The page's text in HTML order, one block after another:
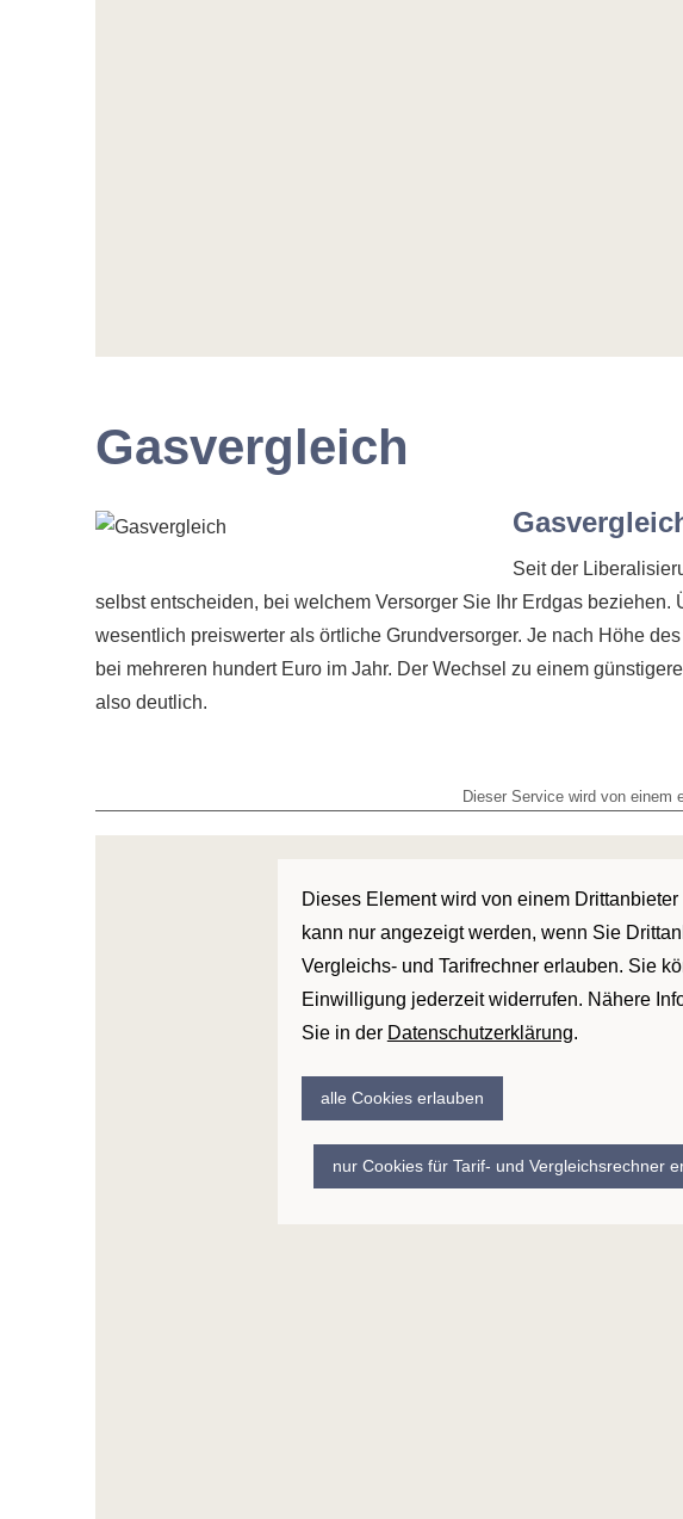
Gasvergleich
Seit der
selbst entscheiden, bei welchem Versorger Sie Ihr Erdgas beziehen.
wesentlich preiswerter als örtliche Grundversorger. Je nach Höhe
bei mehreren hundert Euro im Jahr. Der Wechsel zu einem
also deutlich.
Dieser Service wird von einem
Dieses Element wird von einem
kann nur angezeigt werden, wenn Sie
Vergleichs- und Tarifrechner erlauben. Sie
Einwilligung jederzeit widerrufen. Nähere
Sie in der Datenschutzerklärung.
alle Cookies erlauben
nur Cookies für Tarif- und Vergleichsrechner